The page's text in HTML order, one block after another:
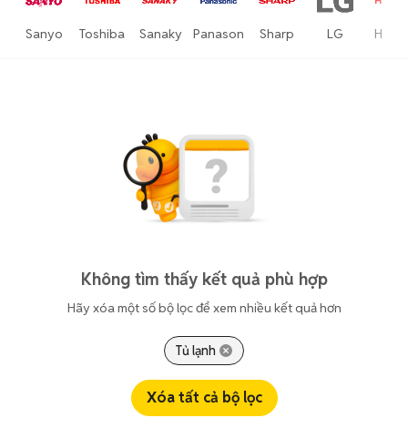
Sanyo Toshiba Sanaky Panasonic Sharp LG
Không tìm thấy kết quả phù hợp
Hãy xóa một số bộ lọc để xem nhiều kết quả hơn
Tủ lạnh
Xóa tất cả bộ lọc